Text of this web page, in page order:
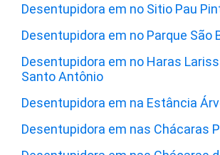
Desentupidora em no Sitio Pau
Desentupidora em no Parque São
Desentupidora em no Haras
Santo Antônio
Desentupidora em na Estância
Desentupidora em nas Chácaras